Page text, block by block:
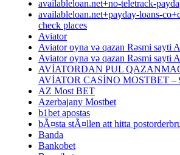
availableloan.net+no-teletrack-
availableloan.net+payday-loans-
check places
Aviator
Aviator oyna və qazan Rəsmi sayti
Aviator oyna və qazan Rəsmi sayti
AVİATORDAN PUL
AVİATOR CASİNO MOSTBET –
AZ Most BET
Azerbajany Mostbet
b1bet apostas
bÃ¤sta stÃ¤llen att hitta
Banda
Bankobet